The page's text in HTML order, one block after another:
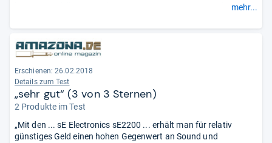
kommen tadellose Verarbeitung, gute Ausstattung und sogar
als Hauptmikrofon im Desktop-Studio empfehlen können.“
mehr...
Erschienen: 26.02.2018
Details zum Test
„sehr gut“ (3 von 3 Sternen)
2 Produkte im Test
„Mit den ... sE Electronics sE2200 ... erhält man für relativ
günstiges Geld einen hohen Gegenwert an Sound und